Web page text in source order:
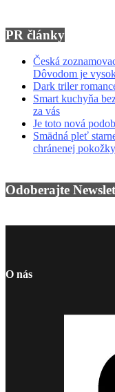
PR články
Česká
Dôvodom je
Dark triler
Smart kuchyňa
za vás
Je toto nová
Smädná pleť
chránenej
Odoberajte
O nás